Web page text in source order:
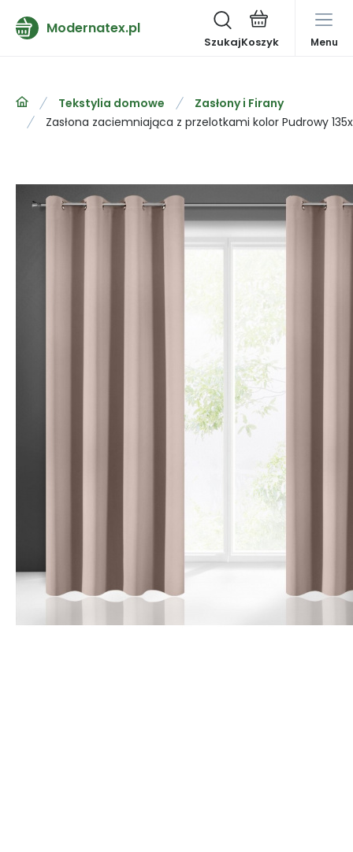
Modernatex.pl
Szukaj Menu
Tekstylia domowe
Zasłony i Firany
Zasłona zaciemniająca z przelotkami kolor Pudrowy